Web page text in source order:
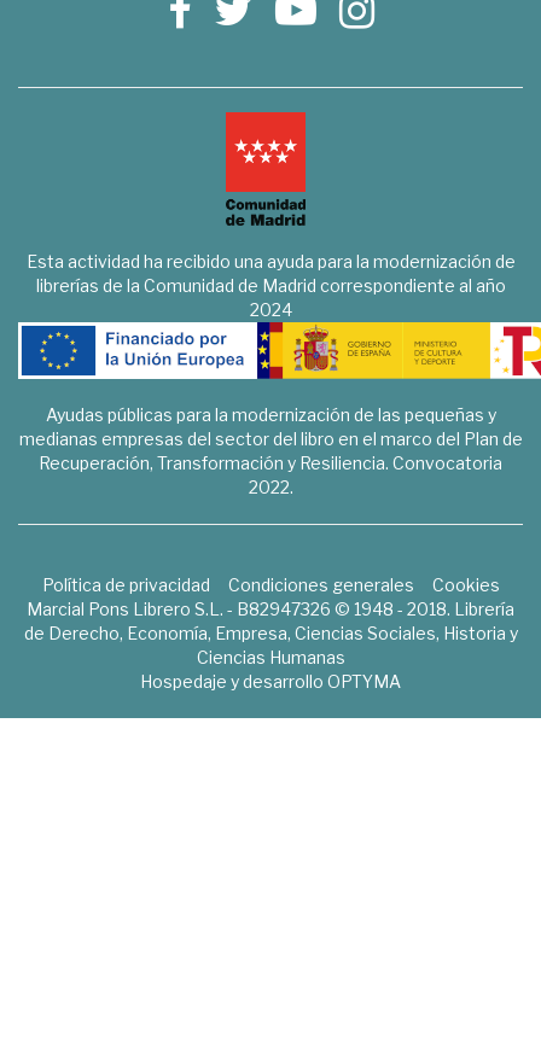
Esta actividad ha recibido una ayuda para la modernización de
librerías de la Comunidad de Madrid correspondiente al año
2024
Ayudas públicas para la modernización de las pequeñas y
medianas empresas del sector del libro en el marco del Plan de
Recuperación, Transformación y Resiliencia. Convocatoria
2022.
Política de privacidad Condiciones generales
Cookies
Marcial Pons Librero S.L. - B82947326 © 1948 - 2018. Librería
de Derecho, Economía, Empresa, Ciencias Sociales, Historia y
Ciencias Humanas
Hospedaje y desarrollo OPTYMA